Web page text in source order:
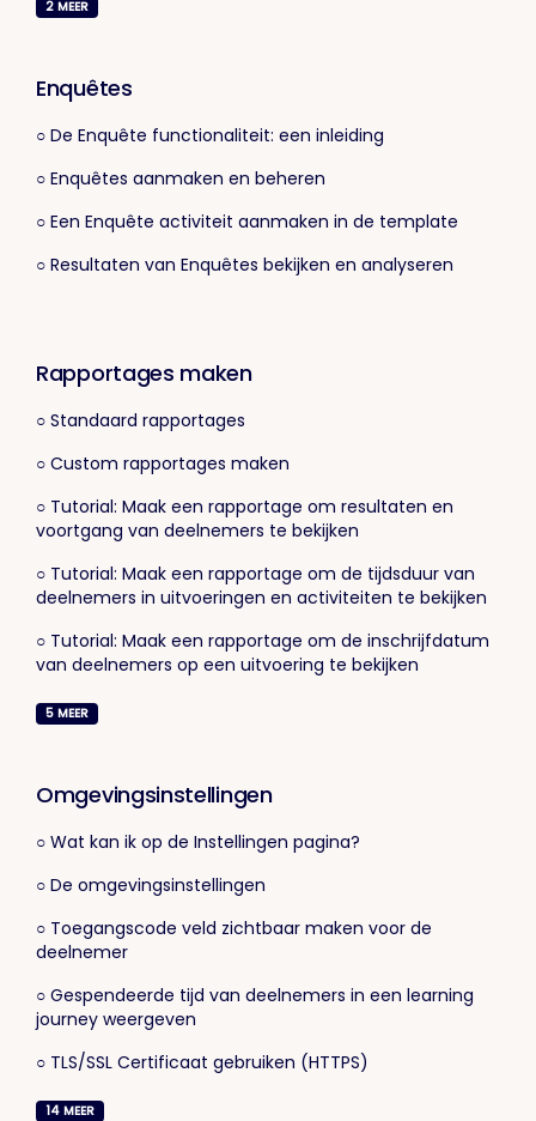
2 MEER
Enquêtes
○ De Enquête functionaliteit: een inleiding
○ Enquêtes aanmaken en beheren
○ Een Enquête activiteit aanmaken in de template
○ Resultaten van Enquêtes bekijken en analyseren
Rapportages maken
○ Standaard rapportages
○ Custom rapportages maken
○ Tutorial: Maak een rapportage om resultaten en
voortgang van deelnemers te bekijken
○ Tutorial: Maak een rapportage om de tijdsduur van
deelnemers in uitvoeringen en activiteiten te bekijken
○ Tutorial: Maak een rapportage om de inschrijfdatum
van deelnemers op een uitvoering te bekijken
5 MEER
Omgevingsinstellingen
○ Wat kan ik op de Instellingen pagina?
○ De omgevingsinstellingen
○ Toegangscode veld zichtbaar maken voor de
deelnemer
○ Gespendeerde tijd van deelnemers in een learning
journey weergeven
○ TLS/SSL Certificaat gebruiken (HTTPS)
14 MEER